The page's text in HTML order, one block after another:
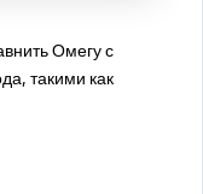
Омегу с
такими как